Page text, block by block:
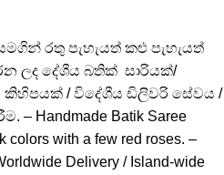
රතු පැහැයත් කළු පැහැයත්
ලද දේශීය බතික් සාරියක්/
කිහිපයක් / විදේශීය ඩිලිවරි සේවය /
– Handmade Batik Saree
colors with a few red roses. –
Delivery / Island-wide